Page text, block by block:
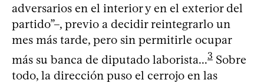
adversarios en el interior y en el exterior del
partido”–, previo a decidir reintegrarlo un
mes más tarde, pero sin permitirle ocupar
más su banca de diputado laborista...3 Sobre
todo, la dirección puso el cerrojo en las